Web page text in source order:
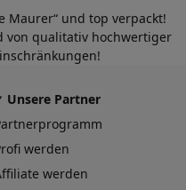
74,5
1215
MAK S.p.A., Via C. Colombo
14 – 25013 Carpenedolo (BS)
Italy, www.makwheels.it
Maurer“ und top verpackt!
von qualitativ hochwertiger
Unsere Partner
werden
werden